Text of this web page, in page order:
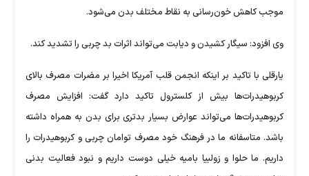
موجب کاهش خون‌رسانی به نقاط مختلف بدن می‌شود.
وی افزود: سیگار کشیدن و دیابت می‌تواند اثرات بد چربی را تشدید کند.
یارقلی با تاکید بر اینکه انجمن قلب آمریکا اخیرا بر مضرات مصرف بالای
کربوهیدرات‌ها بیش از کلسترول تاکید دارد گفت: افزایش مصرف
کربوهیدرات‌ها می‌تواند عوارض بسیار بدتری برای بدن به همراه داشته
باشد. متاسفانه ما در فرهنگ خود مصرف توامان چربی و کربوهیدرات را
داریم. ما حلوا و زولبیا بامیه خیلی دوست داریم و نبود فعالیت بدنی